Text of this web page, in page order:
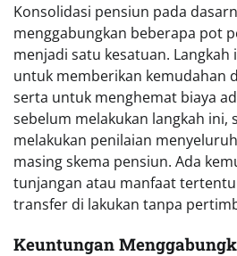
Konsolidasi pensiun pada
menggabungkan beberapa pot
menjadi satu kesatuan. Langkah
untuk memberikan kemudahan
serta untuk menghemat biaya
sebelum melakukan langkah ini,
melakukan penilaian
masing skema pensiun. Ada
tunjangan atau manfaat
transfer di lakukan tanpa
Keuntungan